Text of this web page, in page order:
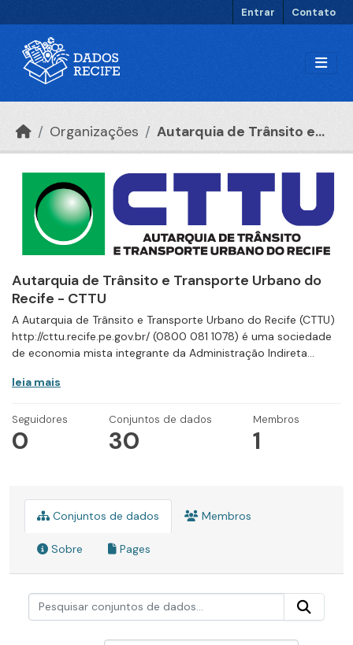
Entrar Contato
Organizações Autarquia de Trânsito e...
Autarquia de Trânsito e Transporte Urbano do
Recife - CTTU
A Autarquia de Trânsito e Transporte Urbano do Recife (CTTU)
http://cttu.recife.pe.gov.br/ (0800 081 1078) é uma sociedade
de economia mista integrante da Administração Indireta...
leia mais
Seguidores
0
Conjuntos de dados
30
Membros
1
Conjuntos de dados Membros
Sobre Pages